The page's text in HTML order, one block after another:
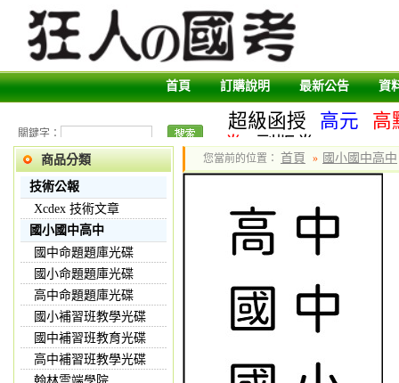
首頁 訂購說明 最新公告 資
關鍵字：
超級函授 高元
高
卷
副版卷
商品分類
技術公報
Xcdex 技術文章
國小國中高中
國中命題題庫光碟
國小命題題庫光碟
高中命題題庫光碟
國小補習班教學光碟
國中補習班教育光碟
高中補習班教學光碟
您當前的位置： 首頁 » 國小國中高中